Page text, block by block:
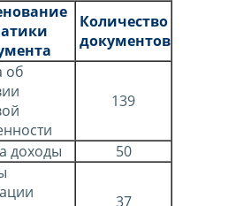
Количество
документов
об
139
доходы 50
37